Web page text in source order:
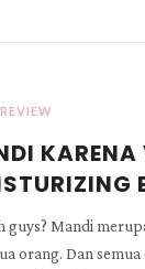
REVIEW
KARENA
guys? Mandi
orang. Dan